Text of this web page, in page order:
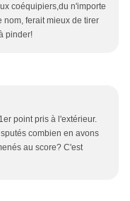
coéquipiers,du n'importe
ferait mieux de tirer
pinder!
point pris à l'extérieur.
combien en avons
au score? C'est